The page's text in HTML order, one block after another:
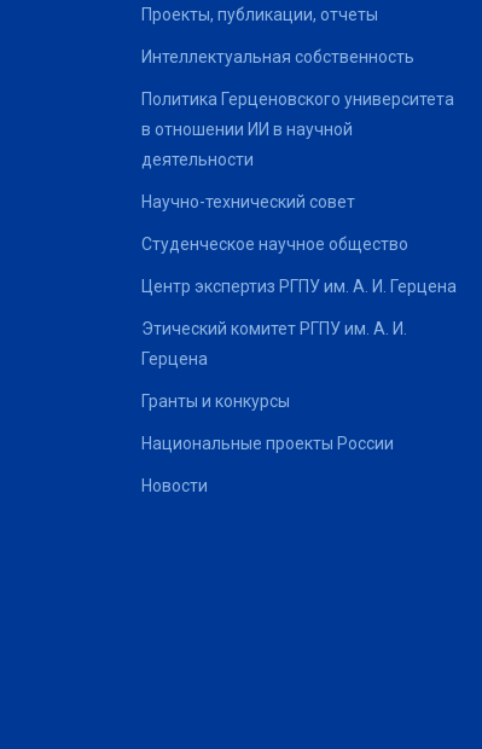
Проекты, публикации, отчеты
Интеллектуальная собственность
Политика Герценовского университета
в отношении ИИ в научной
деятельности
Научно-технический совет
Студенческое научное общество
Центр экспертиз РГПУ им. А. И. Герцена
Этический комитет РГПУ им. А. И.
Герцена
Гранты и конкурсы
Национальные проекты России
Новости